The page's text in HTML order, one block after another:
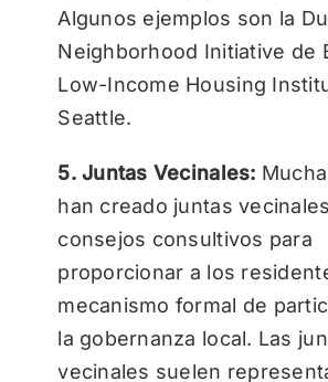
Algunos ejemplos son la
Neighborhood Initiative de
Low-Income Housing
Seattle.
5. Juntas Vecinales:
han creado juntas
consejos consultivos para
proporcionar a los
mecanismo formal de
la gobernanza local. Las
vecinales suelen